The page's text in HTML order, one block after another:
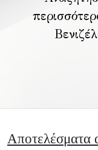
Αποτελέσματα